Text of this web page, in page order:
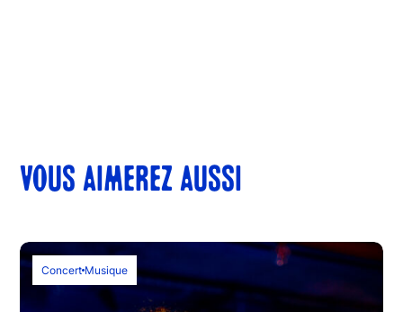
VOUS AIMEREZ AUSSI
Concert Musique